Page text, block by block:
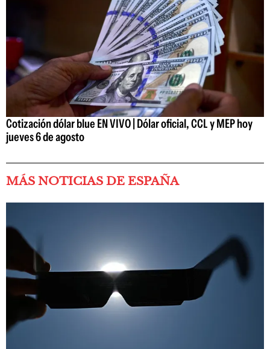
Cotización dólar blue EN VIVO | Dólar oficial, CCL y MEP hoy
jueves 6 de agosto
MÁS NOTICIAS DE ESPAÑA